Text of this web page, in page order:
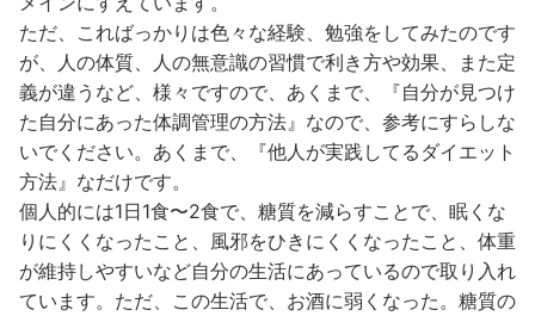
ただ、こればっかりは色々な経験、勉強をしてみたのです
が、人の体質、人の無意識の習慣で利き方や効果、また定
義が違うなど、様々ですので、あくまで、『自分が見つけ
た自分にあった体調管理の方法』なので、参考にすらしな
いでください。あくまで、『他人が実践してるダイエット
方法』なだけです。
個人的には1日1食〜2食で、糖質を減らすことで、眠くな
りにくくなったこと、風邪をひきにくくなったこと、体重
が維持しやすいなど自分の生活にあっているので取り入れ
ています。ただ、この生活で、お酒に弱くなった。糖質の